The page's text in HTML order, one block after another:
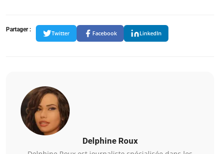
Partager :
Twitter Facebook LinkedIn
Delphine Roux